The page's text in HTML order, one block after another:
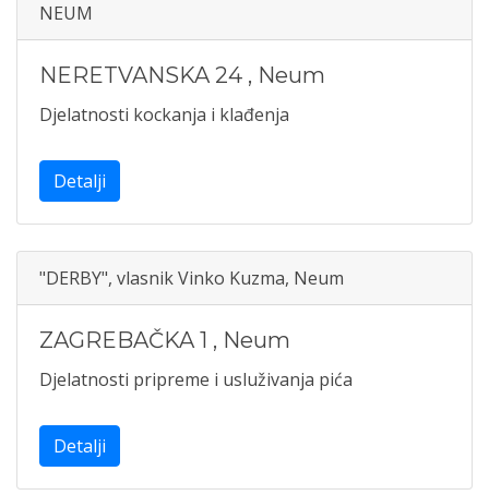
NEUM
NERETVANSKA 24 , Neum
Djelatnosti kockanja i klađenja
Detalji
"DERBY", vlasnik Vinko Kuzma, Neum
ZAGREBAČKA 1 , Neum
Djelatnosti pripreme i usluživanja pića
Detalji